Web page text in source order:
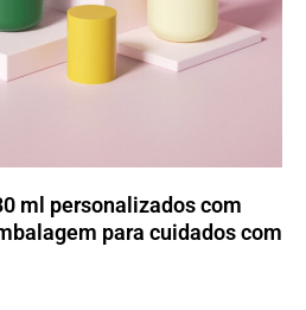
ml personalizados com
para cuidados com